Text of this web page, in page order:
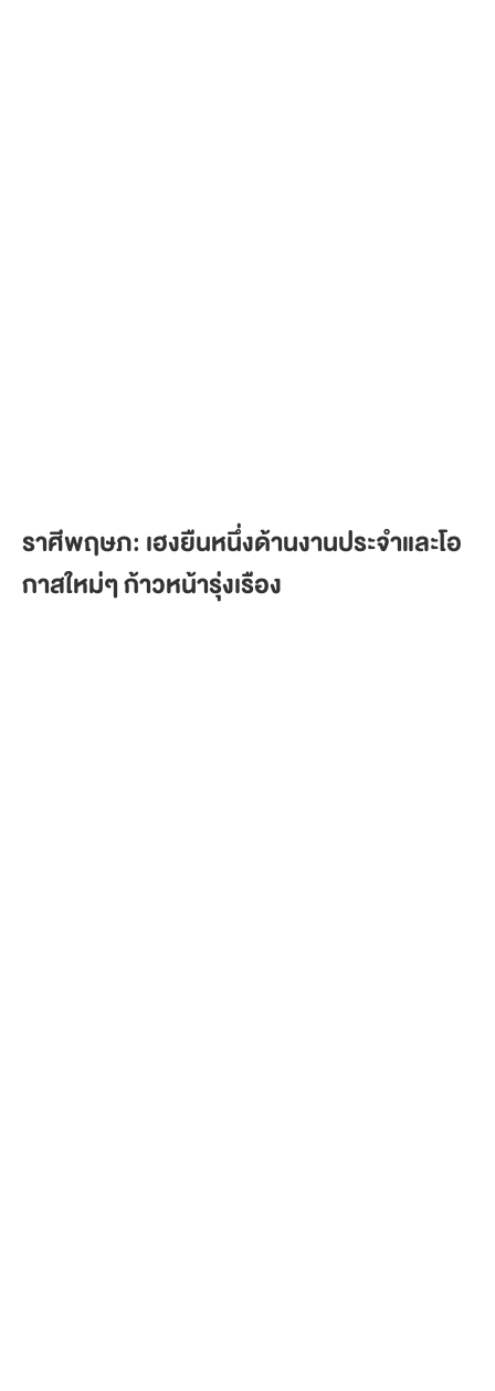
ราศีพฤษภ: เฮงยืนหนึ่งด้านงานประจำและโอ
กาสใหม่ๆ ก้าวหน้ารุ่งเรือง